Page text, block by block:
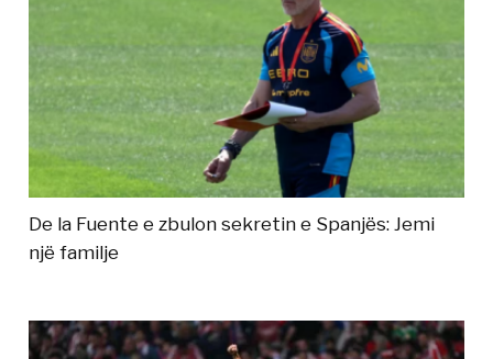
De la Fuente e zbulon sekretin e Spanjës: Jemi
një familje